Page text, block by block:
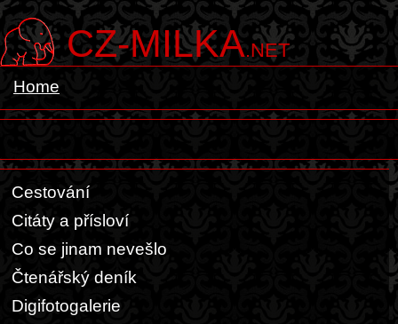
CZ-MILKA.NET
Home
Cestování
Citáty a přísloví
Co se jinam nevešlo
Čtenářský deník
Digifotogalerie